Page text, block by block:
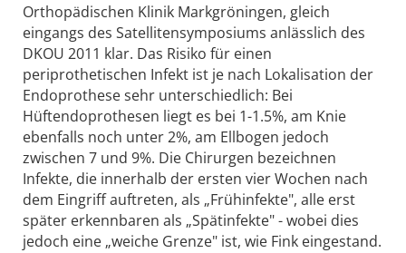
Orthopädischen Klinik Markgröningen, gleich
eingangs des Satellitensymposiums anlässlich des
DKOU 2011 klar. Das Risiko für einen
periprothetischen Infekt ist je nach Lokalisation der
Endoprothese sehr unterschiedlich: Bei
Hüftendoprothesen liegt es bei 1-1.5%, am Knie
ebenfalls noch unter 2%, am Ellbogen jedoch
zwischen 7 und 9%. Die Chirurgen bezeichnen
Infekte, die innerhalb der ersten vier Wochen nach
dem Eingriff auftreten, als „Frühinfekte", alle erst
später erkennbaren als „Spätinfekte" - wobei dies
jedoch eine „weiche Grenze" ist, wie Fink eingestand.